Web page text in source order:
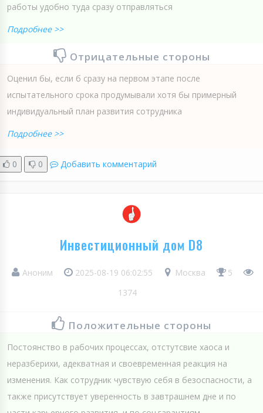
работы удобно туда сразу отправляться
Подробнее >>
Отрицательные стороны
Оценил бы, если б сразу на первом этапе после
испытательного срока продумывали хотя бы примерный
индивидуальный план развития сотрудника
Подробнее >>
0 0 Добавить комментарий
Инвестиционный дом D8
Аноним 2025-08-19 06:02:55 Москва
5
1374
Положительные стороны
Постоянство в рабочих процессах, отстутсвие хаоса и
неразберихи, адекватная и своевременная реакция на
изменения. Как сотрудник чувствую себя в безоспасности, а
также присутствует уверенность в завтрашнем дне и по